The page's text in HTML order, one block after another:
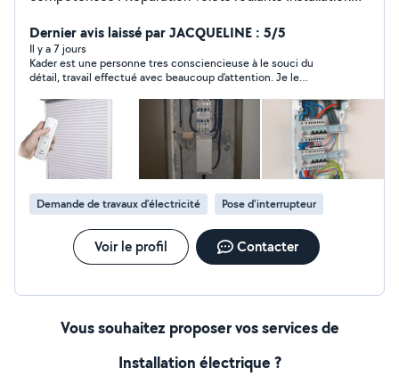
smartphones Réparation des PC portable Réparation
des PC fixe
Dernier avis laissé par JACQUELINE : 5/5
Il y a 7 jours
Kader est une personne tres consciencieuse à le souci du
détail, travail effectué avec beaucoup d’attention. Je le
affaire avec lui
Demande de travaux d’électricité Pose d'interrupteur
Voir le profil Contacter
Vous souhaitez proposer vos services de
Installation électrique ?